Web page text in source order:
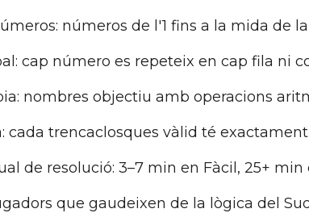
números de l'1 fins a la mida de
cap número es repeteix en cap fila ni
nombres objectiu amb operacions
cada trencaclosques vàlid té
de resolució: 3–7 min en Fàcil, 25+ min
que gaudeixen de la lògica del